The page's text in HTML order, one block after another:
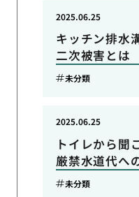
キッチン排水
二次被害とは
2025.06.25
未分類
トイレから聞
厳禁水道代へ
2025.06.25
未分類